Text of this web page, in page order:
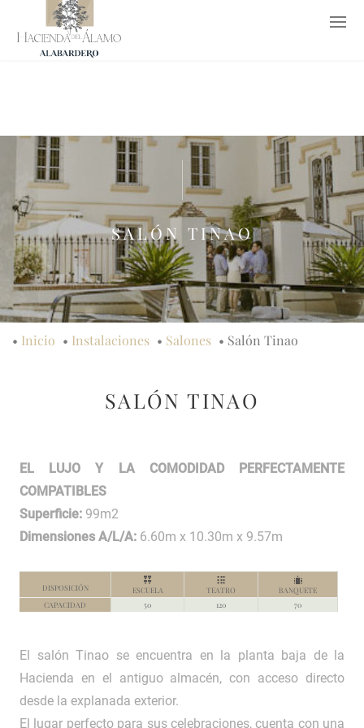
952 65 26 53 info@haciendadelalamo.es
SALÓN TINAO
• Inicio • Instalaciones • Salones • Salón Tinao
SALÓN TINAO
EL LUJO Y LA COMODIDAD PERFECTAMENTE
COMPATIBLES
Superficie: 99m2
Dimensiones A/L/A: 6.60m x 10.30m x 9.57m
El salón Tinao se encuentra en la planta baja de la
Hacienda en el antiguo almacén, con acceso directo
desde la explanada exterior.
El lugar perfecto para sus celebraciones, cuenta con una